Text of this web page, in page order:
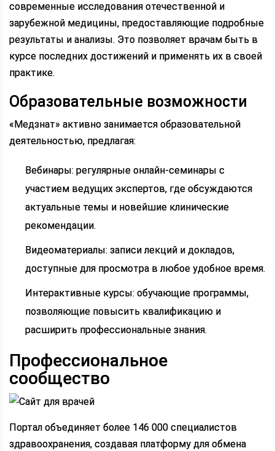
современные исследования отечественной и
зарубежной медицины, предоставляющие подробные
результаты и анализы. Это позволяет врачам быть в
курсе последних достижений и применять их в своей
практике.
Образовательные возможности
«Медзнат» активно занимается образовательной
деятельностью, предлагая:
Вебинары: регулярные онлайн-семинары с
участием ведущих экспертов, где обсуждаются
актуальные темы и новейшие клинические
рекомендации.
Видеоматериалы: записи лекций и докладов,
доступные для просмотра в любое удобное время.
Интерактивные курсы: обучающие программы,
позволяющие повысить квалификацию и
расширить профессиональные знания.
Профессиональное
сообщество
Портал объединяет более 146 000 специалистов
здравоохранения, создавая платформу для обмена